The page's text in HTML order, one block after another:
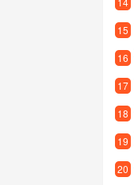
15
16
17
18
19
20